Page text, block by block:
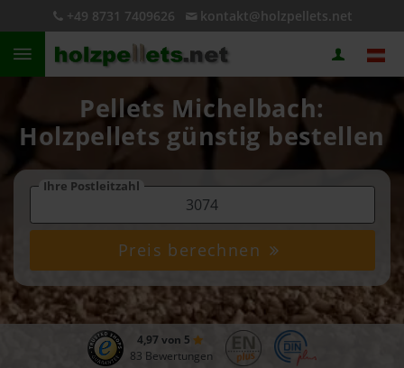
+49 8731 7409626 kontakt@holzpellets.net
Pellets Michelbach:
Holzpellets günstig bestellen
Ihre Postleitzahl
Preis berechnen
4,97 von 5
83 Bewertungen